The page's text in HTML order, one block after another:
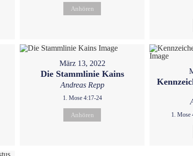
Anhören
März 13, 2022
Die Stammlinie Kains
Andreas Repp
1. Mose 4:17-24
Anhören 1. Mose